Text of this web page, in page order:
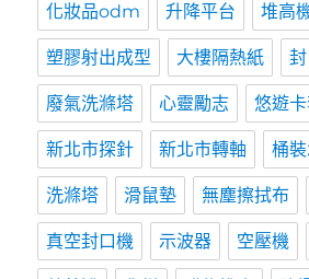
化妝品odm 升降平台 堆高
塑膠射出成型 大樓隔熱紙
廢氣洗滌塔 心靈勵志 悠遊
新北市探針 新北市轉軸 桶
洗滌塔 滑鼠墊 無塵擦拭布
真空封口機 示波器 空壓機